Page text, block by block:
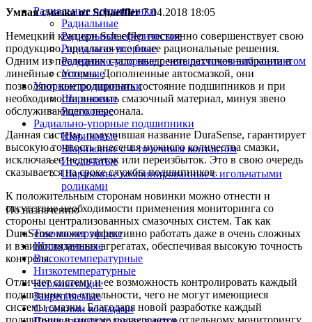
Радиальные подшипники
Радиальные
Радиальные сферические
Радиально-упорные
Радиально-упорные с четырехточечным контактом
Упорные
Упорные подшипники
Шариковые
Роликовые
Радиально-упорные подшипники
Шариковые
Шариковые с 4-точечным контактом
Игольчатые
Шариковые комбинированные с игольчатыми
роликами
По назначению
Токоизолирующие
Шпиндельные
Высокотемпературные
Низкотемпературные
Нержавеющие
Закрепляемые
С тонкими кольцами
Умная смазка от Schaeffler7.04.2018 18:05
Немецкий концерн Schaeffler постоянно совершенствует свою
продукцию, предлагая все более рациональные решения.
Одним из последних стало внедрение датчиков вибрации в
линейные системы. Дополненные автосмазкой, они
позволяют контролировать состояние подшипников и при
необходимости вносить смазочный материал, минуя звено
обслуживающего персонала.
Данная система, получившая название DuraSense, гарантирует
высокую точность внесения нужного количества смазки,
исключая ее недостаток или переизбыток. Это в свою очередь
сказывается на сроке службы подшипников.
К положительным сторонам новинки можно отнести и
отсутствие необходимости применения мониторинга со
стороны централизованных смазочных систем. Так как
DuraSense может эффективно работать даже в очень сложных
и взаимосвязанных агрегатах, обеспечивая высокую точность
контроля.
Отличает систему и ее возможность контролировать каждый
подшипник по отдельности, чего не могут имеющиеся
системы смазки. Благодаря новой разработке каждый
подшипник в системе подвергается отдельному мониторингу.